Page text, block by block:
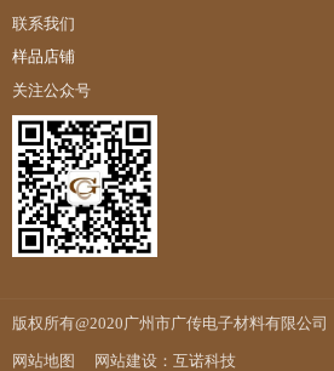
联系我们
样品店铺
关注公众号
版权所有@2020广州市广传电子材料有限公司
网站地图 网站建设：互诺科技